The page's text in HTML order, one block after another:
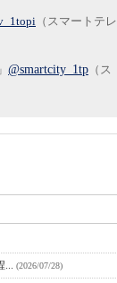
（スマートテレ
@smartcity_1tp （ス
... (2026/07/28)